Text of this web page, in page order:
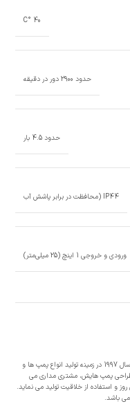
40 °C
حدود 2900 دور در دقیقه
حدود 4.5 بار
IP44 (محافظت در برابر پاشش آب
ورودی و خروجی 1 اینچ (25 میلی‌متر)
برند استریم مربوط به شرکتی چینی بوده که فعالیت خود را از سال 1997 در زمینه تولید انواع پمپ ها و
پمپ هایش، مشتری مداری می
و استفاده از خلاقیت تولید می نماید.
باشد.